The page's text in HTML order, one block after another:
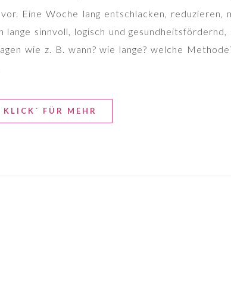
Eine Woche lang entschlacken, reduzieren,
sinnvoll, logisch und
wie z. B. wann? wie lange? welche
KLICK´ FÜR MEHR